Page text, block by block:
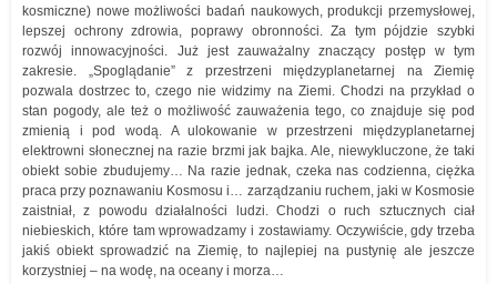
kosmiczne) nowe możliwości badań naukowych, produkcji przemysłowej,
lepszej ochrony zdrowia, poprawy obronności. Za tym pójdzie szybki
rozwój innowacyjności. Już jest zauważalny znaczący postęp w tym
zakresie. „Spoglądanie” z przestrzeni międzyplanetarnej na Ziemię
pozwala dostrzec to, czego nie widzimy na Ziemi. Chodzi na przykład o
stan pogody, ale też o możliwość zauważenia tego, co znajduje się pod
zmienią i pod wodą. A ulokowanie w przestrzeni międzyplanetarnej
elektrowni słonecznej na razie brzmi jak bajka. Ale, niewykluczone, że taki
obiekt sobie zbudujemy… Na razie jednak, czeka nas codzienna, ciężka
praca przy poznawaniu Kosmosu i… zarządzaniu ruchem, jaki w Kosmosie
zaistniał, z powodu działalności ludzi. Chodzi o ruch sztucznych ciał
niebieskich, które tam wprowadzamy i zostawiamy. Oczywiście, gdy trzeba
jakiś obiekt sprowadzić na Ziemię, to najlepiej na pustynię ale jeszcze
korzystniej – na wodę, na oceany i morza…